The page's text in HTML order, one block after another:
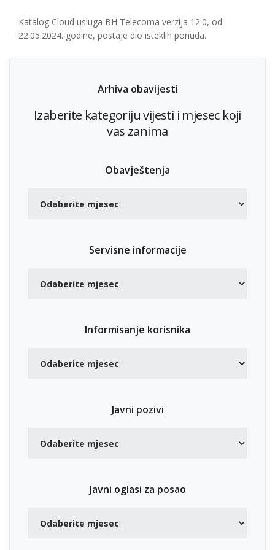
Katalog Cloud usluga BH Telecoma verzija 12.0, od
22.05.2024. godine, postaje dio isteklih ponuda.
Arhiva obavijesti
Izaberite kategoriju vijesti i mjesec koji
vas zanima
Obavještenja
Servisne informacije
Informisanje korisnika
Javni pozivi
Javni oglasi za posao